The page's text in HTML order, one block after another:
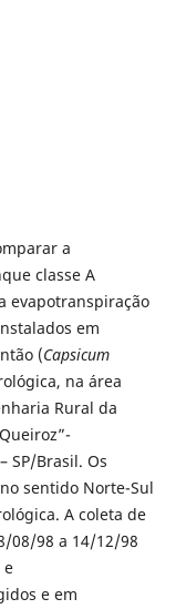
a
classe A
evapotranspiração
em
(Capsicum
na área
Rural da
SP/Brasil. Os
sentido Norte-Sul
A coleta de
08/98 a 14/12/98
e
e em